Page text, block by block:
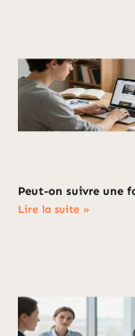
Peut-on suivre une
Lire la suite »